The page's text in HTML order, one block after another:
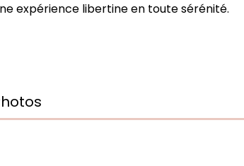
expérience libertine en toute sérénité.